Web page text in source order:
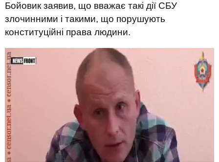
Бойовик заявив, що вважає такі дії СБУ
злочинними і такими, що порушують
конституційні права людини.